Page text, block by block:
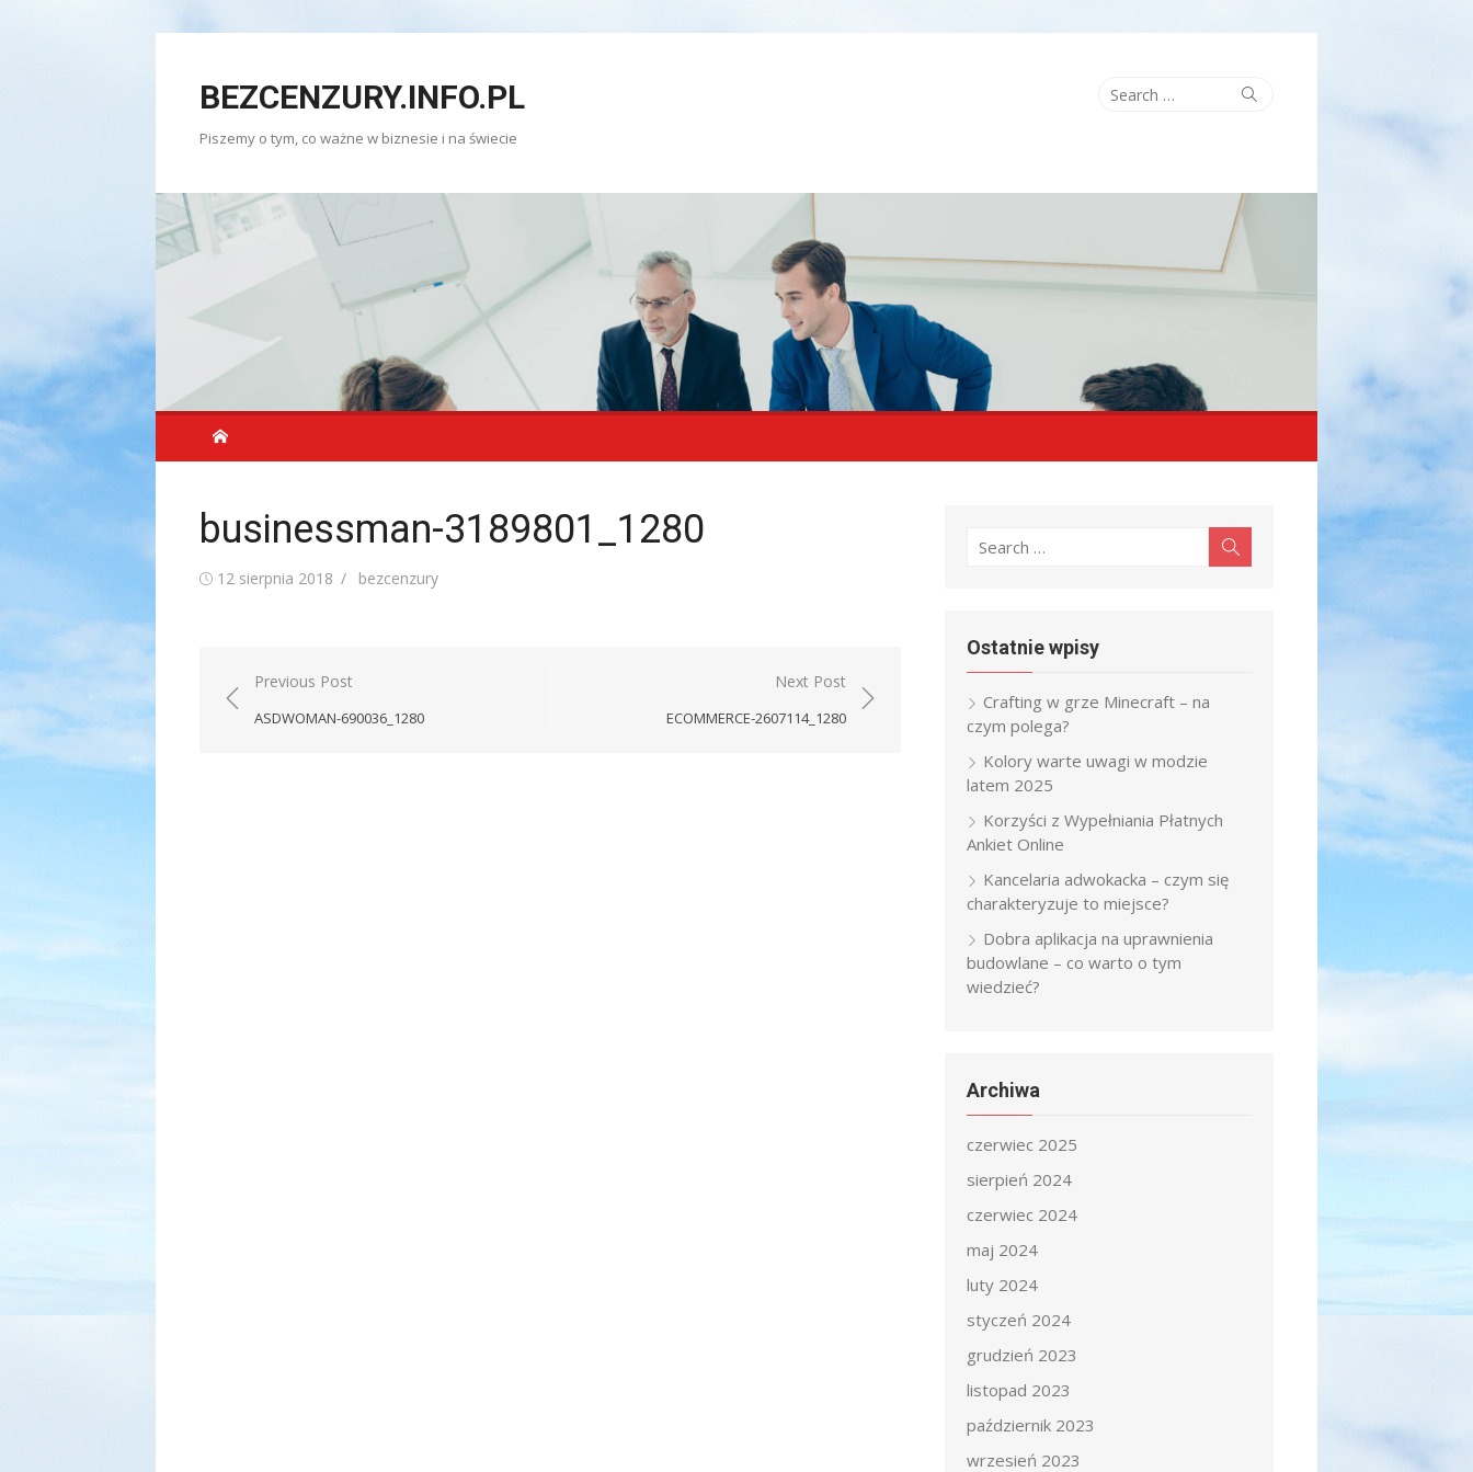
BEZCENZURY.INFO.PL
Piszemy o tym, co ważne w biznesie i na świecie
Search
Search
businessman-3189801_1280
Posted
12 sierpnia 2018 Author
bezcenzury
Nawigacja
wpisu
Previous Post
ASDWOMAN-690036_1280
Next Post
ECOMMERCE-2607114_1280
Search
Ostatnie wpisy
Crafting w grze Minecraft – na
czym polega?
Kolory warte uwagi w modzie
latem 2025
Korzyści z Wypełniania Płatnych
Ankiet Online
Kancelaria adwokacka – czym się
charakteryzuje to miejsce?
Dobra aplikacja na uprawnienia
budowlane – co warto o tym
wiedzieć?
Archiwa
czerwiec 2025
sierpień 2024
czerwiec 2024
maj 2024
luty 2024
styczeń 2024
grudzień 2023
listopad 2023
październik 2023
wrzesień 2023